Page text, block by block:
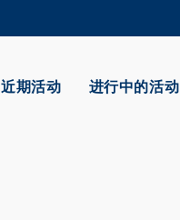
图书馆
近期活动 进行中的活动